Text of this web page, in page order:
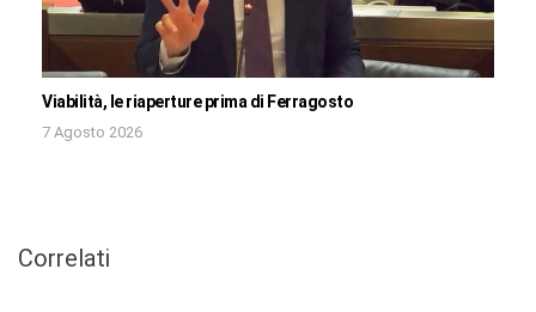
Viabilità, le riaperture prima di Ferragosto
7 Agosto 2026
Correlati